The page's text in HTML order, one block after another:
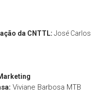
da CNTTL: José Carlos
Viviane Barbosa MTB